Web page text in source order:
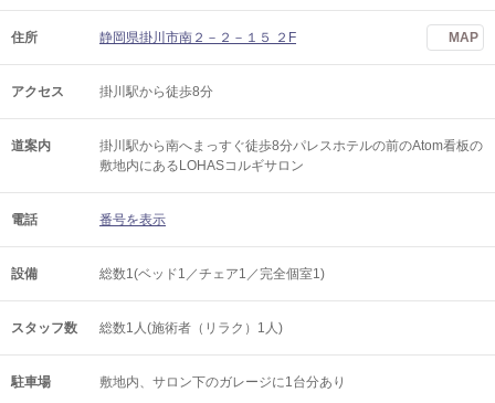
住所 静岡県掛川市南２－２－１５ ２F MAP
アクセス 掛川駅から徒歩8分
道案内
掛川駅から南へまっすぐ徒歩8分パレスホテルの前のAtom看板の
敷地内にあるLOHASコルギサロン
電話 番号を表示
設備 総数1(ベッド1／チェア1／完全個室1)
スタッフ数 総数1人(施術者（リラク）1人)
駐車場 敷地内、サロン下のガレージに1台分あり